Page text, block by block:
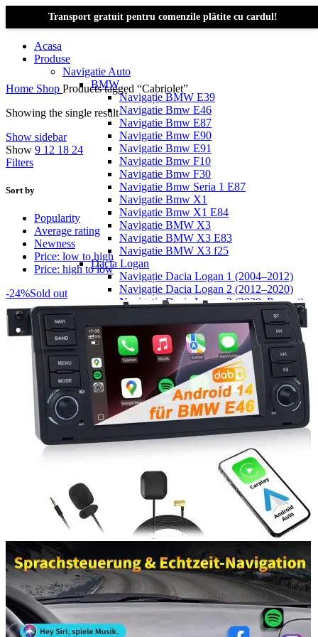
Transport gratuit pentru comenzile plătite cu cardul!
Acasa
Produse
Navigatie Auto
BMW
Navigație BMW E39
Navigatie Bmw E46
Navigatie Bmw E87
Navigatie Bmw E90
Navigatie Bmw E91
Navigatie Bmw F10
Navigatie Bmw F30
Navigatie Bmw Seria 1 E87
Navigatie Bmw X1
Navigatie Bmw X1 E84
Navigatie BMW X3
Navigatie BMW X3 E83
Navigatie BMW X3 f25
Dacia Logan
Navigație Dacia Logan 1 (2004–2012)
Navigație Dacia Logan 2 (2012–2020)
Navigație Dacia Logan 3 (2020–Prezent)
Navigatie Duster 2011
Navigatie Duster 2019
Audi
Navigatie Audi A3 8p
Navigatie Audi A4
Navigatie Audi A4 B6
Navigatie Audi A4 B7
Navigatie Audi A4 B8
Navigatie Audi A6 C5
Navigatie Audi A6 C7
Navigatie Audi Q5
Ford
Navigație Ford Fiesta
Navigație Ford Focus 1
Navigație Ford Focus 2
Navigație Ford Focus MK3
Navigație Ford Mondeo MK3
Navigație Ford Mondeo MK4
Navigație Ford Transit
Mercedes
Navigație Mercedes C Class W203
Navigație Mercedes C Class W204
Navigație Mercedes W203
Home Shop Products tagged “Cabriolet”
Showing the single result
Show sidebar
Show 9 12 18 24
Filters
Sort by
Popularity
Average rating
Newness
Price: low to high
Price: high to low
-24%Sold out